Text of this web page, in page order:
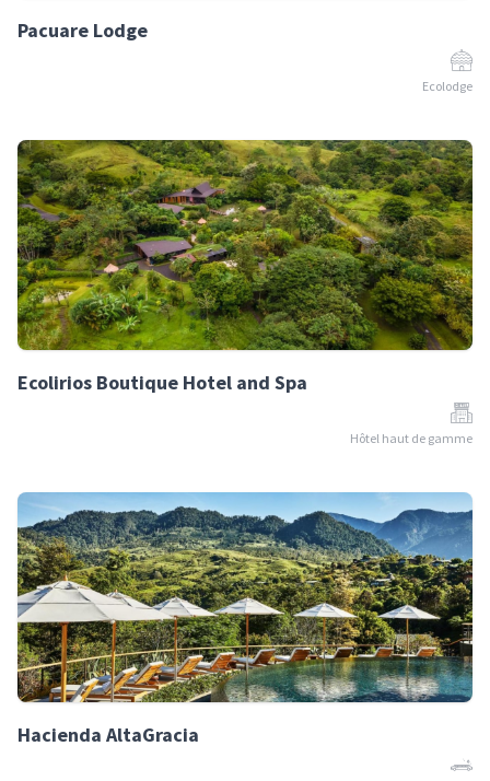
Pacuare Lodge
Ecolodge
Ecolirios Boutique Hotel and Spa
Hôtel haut de gamme
Hacienda AltaGracia